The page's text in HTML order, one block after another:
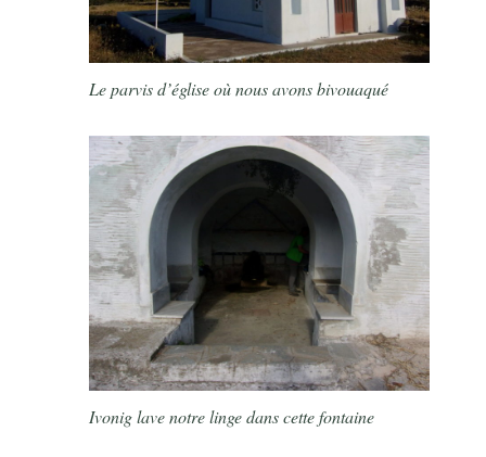
Le parvis d’église où nous avons bivouaqué
Ivonig lave notre linge dans cette fontaine